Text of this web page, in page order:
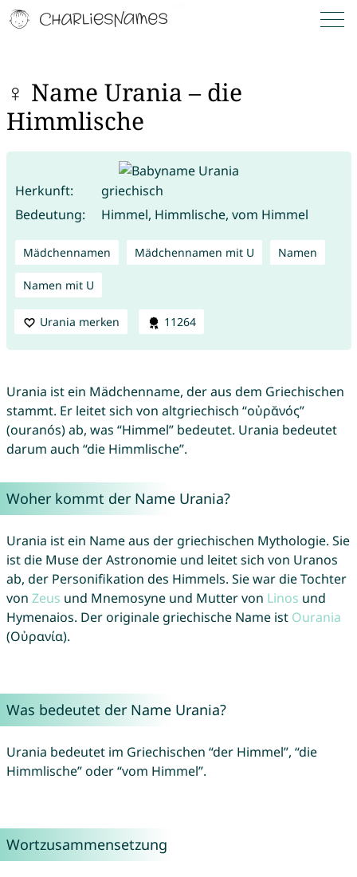
♀ Name Urania – die
Himmlische
Herkunft:
griechisch
Bedeutung:
Himmel, Himmlische, vom Himmel
Mädchennamen Mädchennamen mit U Namen
Namen mit U
Urania merken 11264
Urania ist ein Mädchenname, der aus dem Griechischen
stammt. Er leitet sich von altgriechisch “οὐρᾰνός”
(ouranós) ab, was “Himmel” bedeutet. Urania bedeutet
darum auch “die Himmlische”.
Woher kommt der Name Urania?
Urania ist ein Name aus der griechischen Mythologie. Sie
ist die Muse der Astronomie und leitet sich von Uranos
ab, der Personifikation des Himmels. Sie war die Tochter
von Zeus und Mnemosyne und Mutter von Linos und
Hymenaios. Der originale griechische Name ist Ourania
(Οὐρανία).
Was bedeutet der Name Urania?
Urania bedeutet im Griechischen “der Himmel”, “die
Himmlische” oder “vom Himmel”.
Wortzusammensetzung